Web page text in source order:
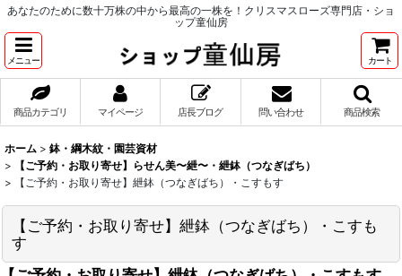
あなたのために数十万株の中から最高の一株を！クリスマスローズ専門店・ショ
ップ童仙房
メニュー カート
商品カテゴリ マイページ 店長ブログ 問い合わせ 商品検索
ホーム > 鉢・綱木紋・園芸資材
>
【ご予約・お取り寄せ】らせん美〜紲〜・紲鉢（つなぎばち）
>
【ご予約・お取り寄せ】紲鉢（つなぎばち）・こすもす
【ご予約・お取り寄せ】紲鉢（つなぎばち）・こすも
す